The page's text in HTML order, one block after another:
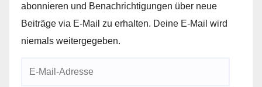
abonnieren und Benachrichtigungen über neue
Beiträge via E-Mail zu erhalten. Deine E-Mail wird
niemals weitergegeben.